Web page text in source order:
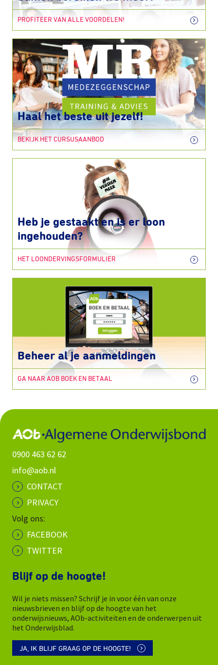
PROFITEER VAN ALLE VOORDELEN!
Haal het beste uit jezelf!
BEKIJK HET CURSUSAANBOD
Heb je gestaakt en is er loon
ingehouden?
HET LOONDERVINGSFORMULIER
Beheer al je aanmeldingen
GA NAAR AOB BOEK EN BETAAL
0900 463 62 62
info@aob.nl
CONTACT
PRIVACY
Volg ons:
FACEBOOK
TWITTER
Blijf op de hoogte!
Wil je niets missen? Schrijf je in voor één van onze
nieuwsbrieven en blijf op de hoogte van het
onderwijsnieuws, AOb-activiteiten en de onderwerpen uit
het Onderwijsblad.
JA, IK BLIJF GRAAG OP DE HOOGTE!